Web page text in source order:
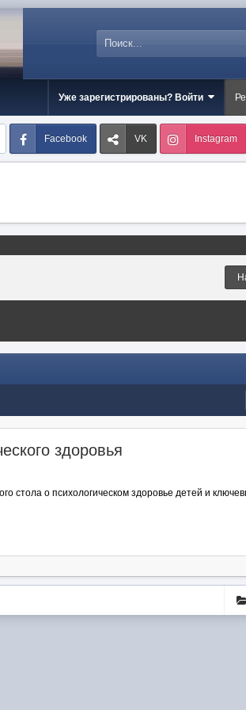
Уже зарегистрированы? Войти
Facebook VK Instagram
здоровья
стола о психологическом здоровье детей и